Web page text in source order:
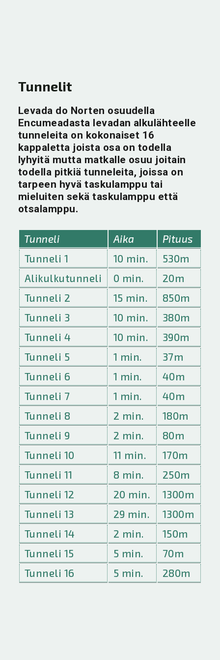
Tunnelit
Levada do Norten osuudella
Encumeadasta levadan alkulähteelle
tunneleita on kokonaiset 16
kappaletta joista osa on todella
lyhyitä mutta matkalle osuu joitain
todella pitkiä tunneleita, joissa on
tarpeen hyvä taskulamppu tai
mieluiten sekä taskulamppu että
otsalamppu.
Tunneli Aika
Pituus
Tunneli 1
10 min.
530m
Alikulkutunneli
0 min.
20m
Tunneli 2
15 min.
850m
Tunneli 3
10 min.
380m
Tunneli 4
10 min.
390m
Tunneli 5
1 min.
37m
Tunneli 6
1 min.
40m
Tunneli 7
1 min.
40m
Tunneli 8
2 min.
180m
Tunneli 9
2 min.
80m
Tunneli 10
11 min.
170m
Tunneli 11
8 min.
250m
Tunneli 12
20 min.
1300m
Tunneli 13
29 min.
1300m
Tunneli 14
2 min.
150m
Tunneli 15
5 min.
70m
Tunneli 16
5 min. 280m